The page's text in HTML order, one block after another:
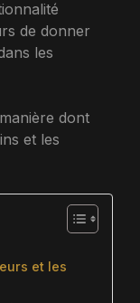
de donner
les
dont
et les
et les